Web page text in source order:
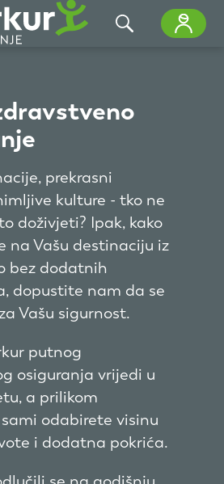
prekrasni
kulture - tko ne
doživjeti? Ipak, kako
na Vašu destinaciju iz
bez dodatnih
dopustite nam da se
Vašu sigurnost.
putnog
osiguranja vrijedi u
a prilikom
odabirete visinu
i dodatna pokrića.